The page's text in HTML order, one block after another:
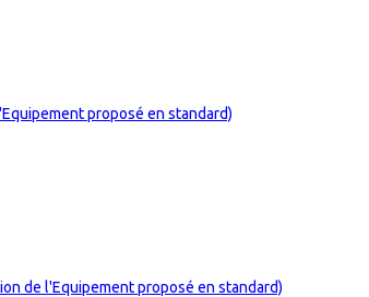
proposé en standard)
de l'Equipement proposé en standard)